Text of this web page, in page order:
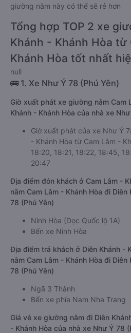
giường nằm này có thể sẽ rẻ hơn
Tổng hợp TOP 2 xe
Khánh - Khánh Hòa từ
Khánh Hòa tốt nhất
null
🚌 1. Xe Như Ý 78 (Phú Yên)
Giờ xuất phát xe giường nằm Cam
Khánh - Khánh Hòa của nhà xe
Giờ xuất phát của xe Như Ý
- Khánh Hòa từ Cam Lâm -
18:20, 18:21, 18:22, 18:45,
20:47
Địa điểm đón khách ở Cam Lâm -
nằm Cam Lâm - Khánh Hòa đi Diên
78 (Phú Yên)
Ninh Hòa (Dọc Quốc lộ 1A)
Bến xe Ninh Hòa
Địa điểm trả khách ở Diên Khánh -
nằm Cam Lâm - Khánh Hòa đi Diên
78 (Phú Yên)
Ngã 3 Thành
Bến xe phía Nam Nha Trang
Giá vé xe giường nằm đi Diên
- Khánh Hòa của nhà xe Như Ý 78